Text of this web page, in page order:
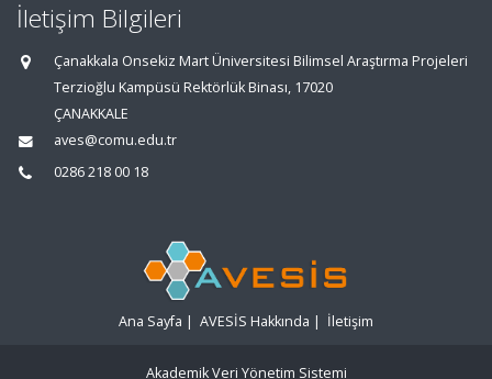
İletişim Bilgileri
Çanakkala Onsekiz Mart Üniversitesi Bilimsel Araştırma Projeleri
Terzioğlu Kampüsü Rektörlük Binası, 17020
ÇANAKKALE
aves@comu.edu.tr
0286 218 00 18
Ana Sayfa | AVESİS Hakkında | İletişim
Akademik Veri Yönetim Sistemi